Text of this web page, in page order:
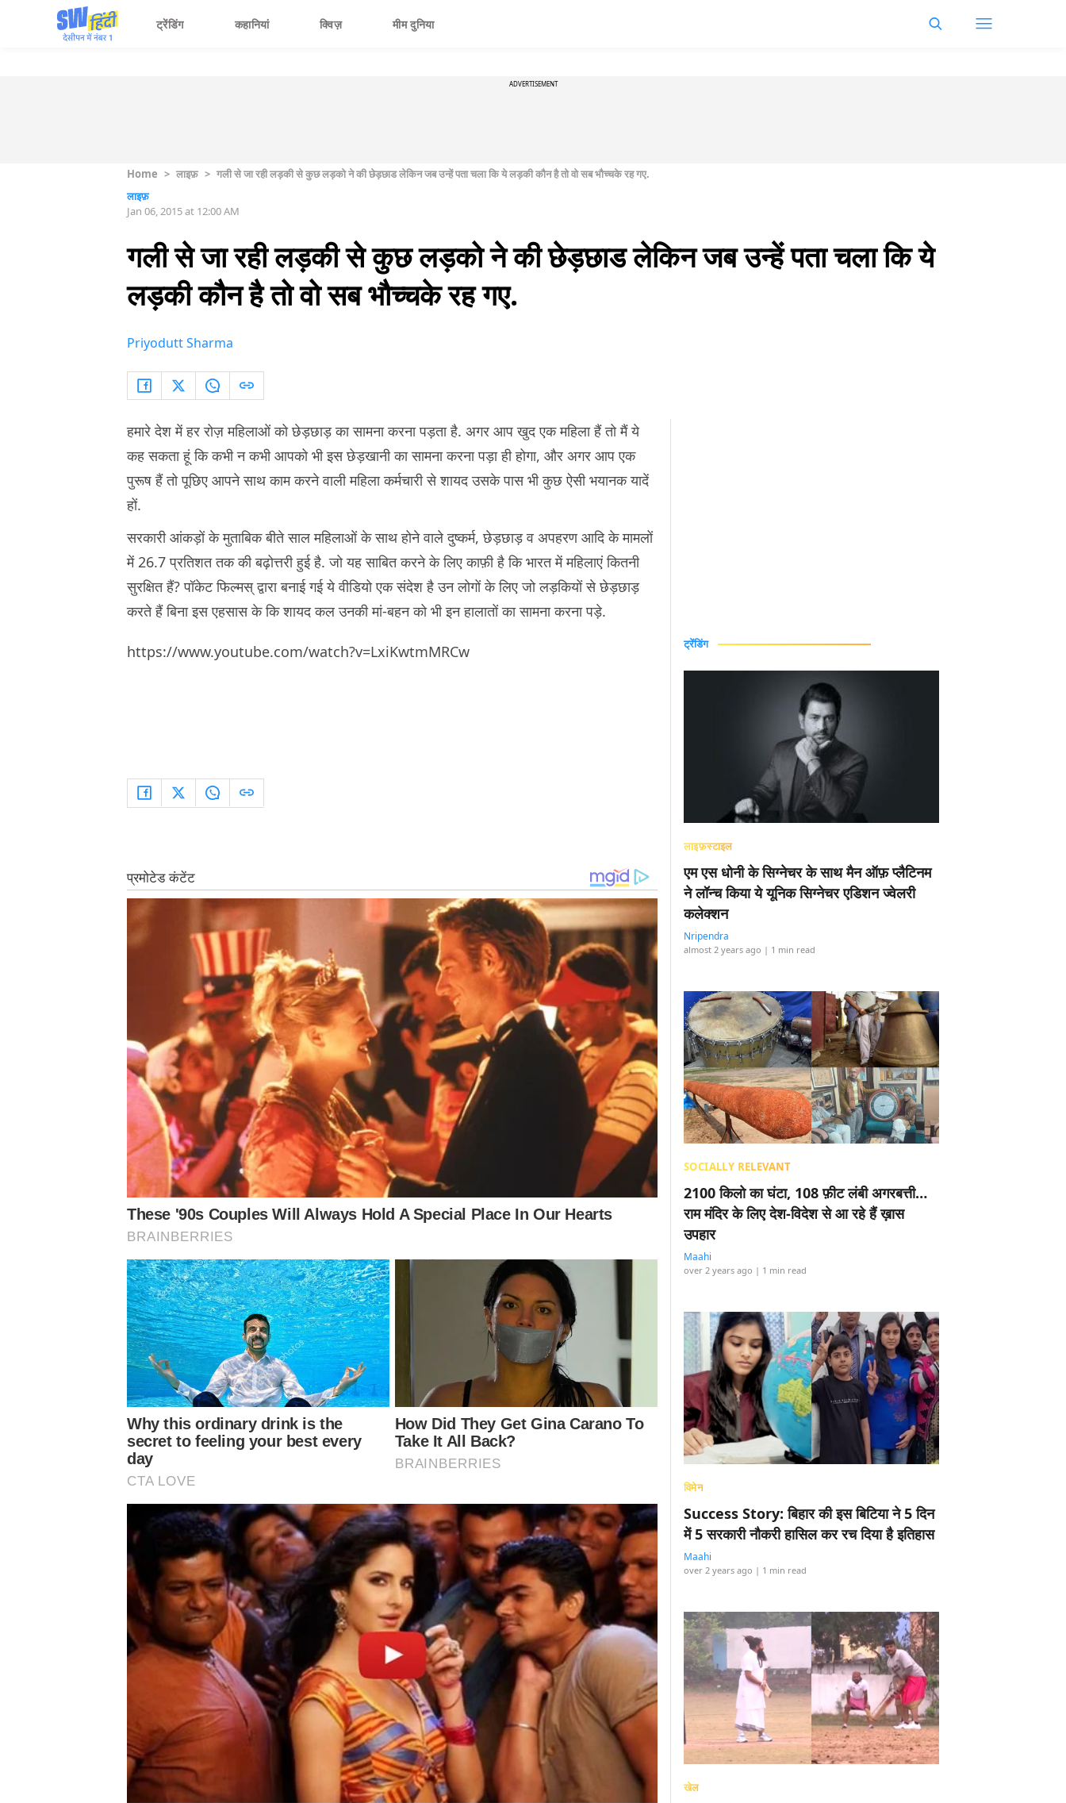
ट्रेंडिंग कहानियां क्विज़ मीम दुनिया
ADVERTISEMENT
Home > लाइफ़ > गली से जा रही लड़की से कुछ लड़को ने की छेड़छाड लेकिन जब उन्हें पता चला कि ये लड़की कौन है तो वो सब भौच्चके रह गए.
लाइफ़
Jan 06, 2015 at 12:00 AM
गली से जा रही लड़की से कुछ लड़को ने की छेड़छाड लेकिन जब उन्हें पता चला कि ये
लड़की कौन है तो वो सब भौच्चके रह गए.
Priyodutt Sharma
हमारे देश में हर रोज़ महिलाओं को छेड़छाड़ का सामना करना पड़ता है. अगर आप खुद एक महिला हैं तो मैं ये
कह सकता हूं कि कभी न कभी आपको भी इस छेड़खानी का सामना करना पड़ा ही होगा, और अगर आप एक
पुरूष हैं तो पूछिए आपने साथ काम करने वाली महिला कर्मचारी से शायद उसके पास भी कुछ ऐसी भयानक यादें
हों.
सरकारी आंकड़ों के मुताबिक बीते साल महिलाओं के साथ होने वाले दुष्कर्म, छेड़छाड़ व अपहरण आदि के मामलों
में 26.7 प्रतिशत तक की बढ़ोत्तरी हुई है. जो यह साबित करने के लिए काफ़ी है कि भारत में महिलाएं कितनी
सुरक्षित हैं? पॉकेट फिल्मस् द्वारा बनाई गई ये वीडियो एक संदेश है उन लोगों के लिए जो लड़कियों से छेड़छाड़
करते हैं बिना इस एहसास के कि शायद कल उनकी मां-बहन को भी इन हालातों का सामना करना पड़े.
https://www.youtube.com/watch?v=LxiKwtmMRCw ट्रेंडिंग
लाइफ़स्टाइल
एम एस धोनी के सिग्नेचर के साथ मैन ऑफ़ प्लैटिनम
ने लॉन्च किया ये यूनिक सिग्नेचर एडिशन ज्वेलरी
कलेक्शन
Nripendra
almost 2 years ago | 1 min read
SOCIALLY RELEVANT
2100 किलो का घंटा, 108 फ़ीट लंबी अगरबत्ती…
राम मंदिर के लिए देश-विदेश से आ रहे हैं ख़ास
उपहार
Maahi
over 2 years ago | 1 min read
विमेन
Success Story: बिहार की इस बिटिया ने 5 दिन
में 5 सरकारी नौकरी हासिल कर रच दिया है इतिहास
Maahi
over 2 years ago | 1 min read
खेल